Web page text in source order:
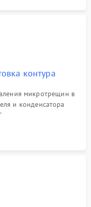
контура
микротрещин в
и конденсатора
осушителя и
засоров.